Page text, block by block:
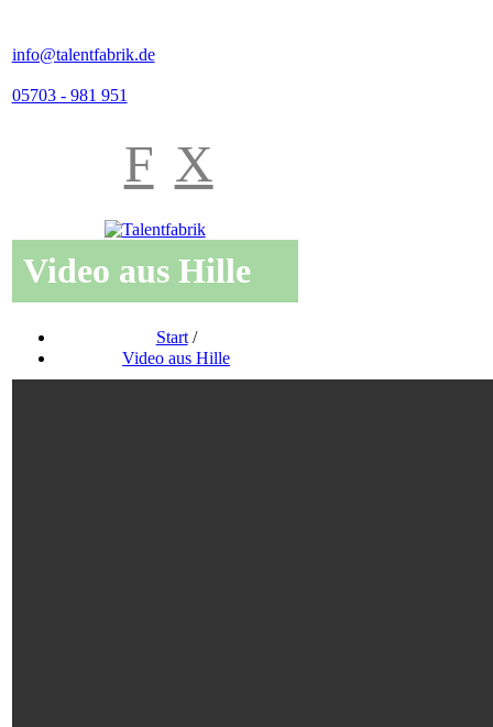
info@talentfabrik.de
05703 - 981 951
F X
Video aus Hille
Start /
Video aus Hille